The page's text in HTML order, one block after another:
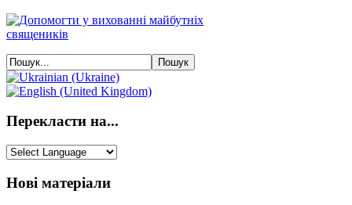
Перекласти на...
Нові матеріали